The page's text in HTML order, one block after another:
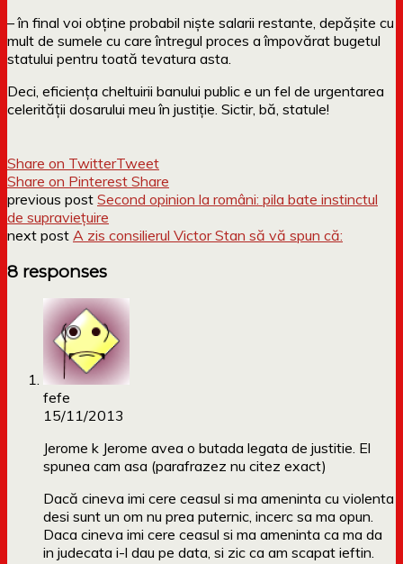
– în final voi obține probabil niște salarii restante, depășite cu
mult de sumele cu care întregul proces a împovărat bugetul
statului pentru toată tevatura asta.
Deci, eficiența cheltuirii banului public e un fel de urgentarea
celerității dosarului meu în justiție. Sictir, bă, statule!
Share on TwitterTweet
Share on Pinterest Share
previous post Second opinion la români: pila bate instinctul
de supraviețuire
next post A zis consilierul Victor Stan să vă spun că:
8 responses
fefe
15/11/2013
Jerome k Jerome avea o butada legata de justitie. El
spunea cam asa (parafrazez nu citez exact)
Dacă cineva imi cere ceasul si ma ameninta cu violenta
desi sunt un om nu prea puternic, incerc sa ma opun.
Daca cineva imi cere ceasul si ma ameninta ca ma da
in judecata i-l dau pe data, si zic ca am scapat ieftin.